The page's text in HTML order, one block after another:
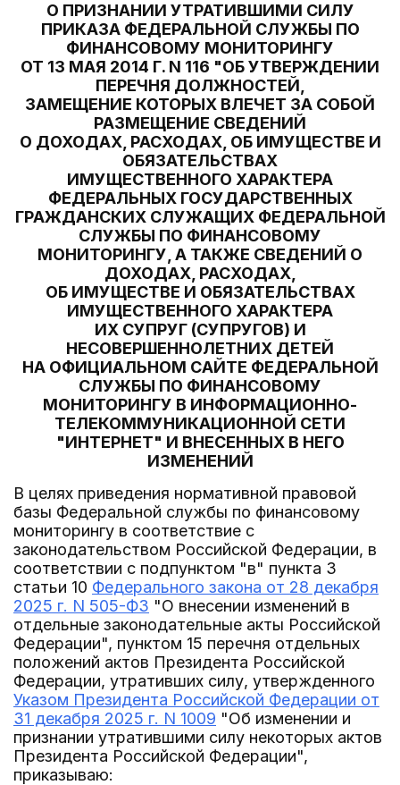
О ПРИЗНАНИИ УТРАТИВШИМИ СИЛУ
ПРИКАЗА ФЕДЕРАЛЬНОЙ СЛУЖБЫ ПО
ФИНАНСОВОМУ МОНИТОРИНГУ
ОТ 13 МАЯ 2014 Г. N 116 "ОБ УТВЕРЖДЕНИИ
ПЕРЕЧНЯ ДОЛЖНОСТЕЙ,
ЗАМЕЩЕНИЕ КОТОРЫХ ВЛЕЧЕТ ЗА СОБОЙ
РАЗМЕЩЕНИЕ СВЕДЕНИЙ
О ДОХОДАХ, РАСХОДАХ, ОБ ИМУЩЕСТВЕ И
ОБЯЗАТЕЛЬСТВАХ
ИМУЩЕСТВЕННОГО ХАРАКТЕРА
ФЕДЕРАЛЬНЫХ ГОСУДАРСТВЕННЫХ
ГРАЖДАНСКИХ СЛУЖАЩИХ ФЕДЕРАЛЬНОЙ
СЛУЖБЫ ПО ФИНАНСОВОМУ
МОНИТОРИНГУ, А ТАКЖЕ СВЕДЕНИЙ О
ДОХОДАХ, РАСХОДАХ,
ОБ ИМУЩЕСТВЕ И ОБЯЗАТЕЛЬСТВАХ
ИМУЩЕСТВЕННОГО ХАРАКТЕРА
ИХ СУПРУГ (СУПРУГОВ) И
НЕСОВЕРШЕННОЛЕТНИХ ДЕТЕЙ
НА ОФИЦИАЛЬНОМ САЙТЕ ФЕДЕРАЛЬНОЙ
СЛУЖБЫ ПО ФИНАНСОВОМУ
МОНИТОРИНГУ В ИНФОРМАЦИОННО-
ТЕЛЕКОММУНИКАЦИОННОЙ СЕТИ
"ИНТЕРНЕТ" И ВНЕСЕННЫХ В НЕГО
ИЗМЕНЕНИЙ
В целях приведения нормативной правовой
базы Федеральной службы по финансовому
мониторингу в соответствие с
законодательством Российской Федерации, в
соответствии с подпунктом "в" пункта 3
статьи 10 Федерального закона от 28 декабря
2025 г. N 505-ФЗ "О внесении изменений в
отдельные законодательные акты Российской
Федерации", пунктом 15 перечня отдельных
положений актов Президента Российской
Федерации, утративших силу, утвержденного
Указом Президента Российской Федерации от
31 декабря 2025 г. N 1009 "Об изменении и
признании утратившими силу некоторых актов
Президента Российской Федерации",
приказываю: